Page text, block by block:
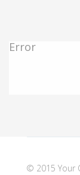
Error
© 2015 Your